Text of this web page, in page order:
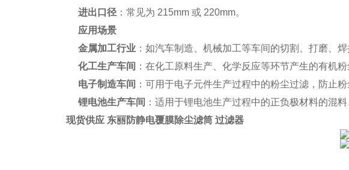
进出口径：常见为 215mm 或 220mm。
应用场景
金属加工行业：如汽车制造、机械加工等车间的切割、打磨、焊
化工生产车间 ：在化工原料生产、化学反应等环节产生的有机粉
电子制造车间 ：可用于电子元件生产过程中的粉尘过滤，防止粉
锂电池生产车间 ：适用于锂电池生产过程中的正负极材料的混
现货供应 东丽防静电覆膜除尘滤筒 过滤器